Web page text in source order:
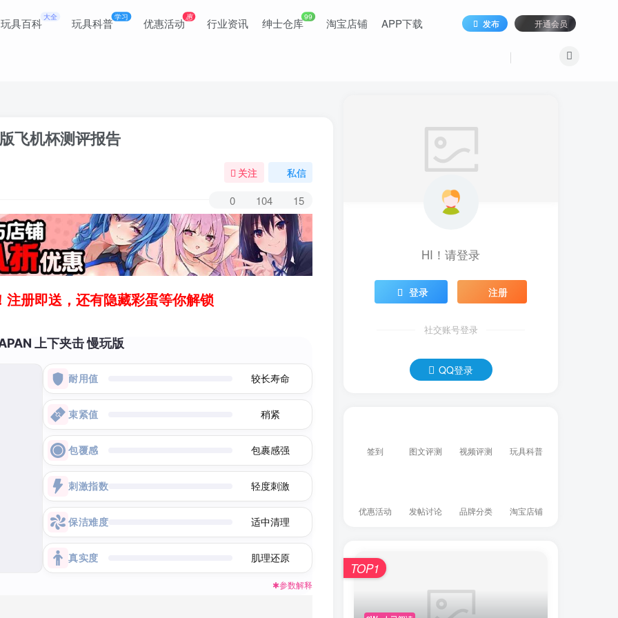
玩具百科 大全 玩具科普学习 优惠活动惠 行业资讯 绅士仓库99 淘宝店铺 APP下载 发布 开通会员
飞机杯测评报告
关注 私信
0 104 15
册即送，还有隐藏彩蛋等你解锁
上下夹击 慢玩版
耐用值 较长寿命
束紧值 稍紧
包覆感 包裹感强
刺激指数 轻度刺激
保洁难度 适中清理
真实度 肌理还原
✱参数解释
HI！请登录
登录 注册
社交账号登录
QQ登录
签到 图文评测 视频评测 玩具科普
优惠活动 发帖讨论 品牌分类 淘宝店铺
TOP1